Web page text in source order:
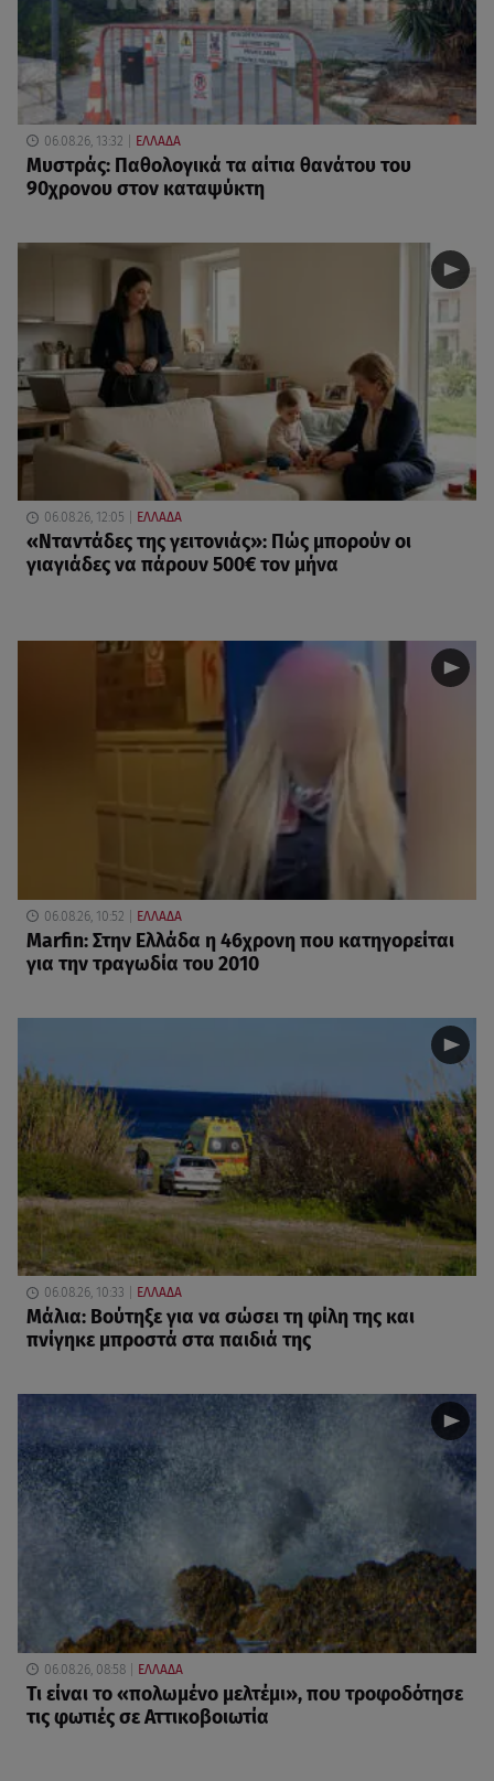
06.08.26, 13:32 ΕΛΛΑΔΑ
Μυστράς: Παθολογικά τα αίτια θανάτου του
90χρονου στον καταψύκτη
06.08.26, 12:05 ΕΛΛΑΔΑ
«Νταντάδες της γειτονιάς»: Πώς μπορούν οι
γιαγιάδες να πάρουν 500€ τον μήνα
06.08.26, 10:52 ΕΛΛΑΔΑ
Marfin: Στην Ελλάδα η 46χρονη που κατηγορείται
για την τραγωδία του 2010
06.08.26, 10:33 ΕΛΛΑΔΑ
Μάλια: Βούτηξε για να σώσει τη φίλη της και
πνίγηκε μπροστά στα παιδιά της
06.08.26, 08:58 ΕΛΛΑΔΑ
Τι είναι το «πολωμένο μελτέμι», που τροφοδότησε
τις φωτιές σε Αττικοβοιωτία